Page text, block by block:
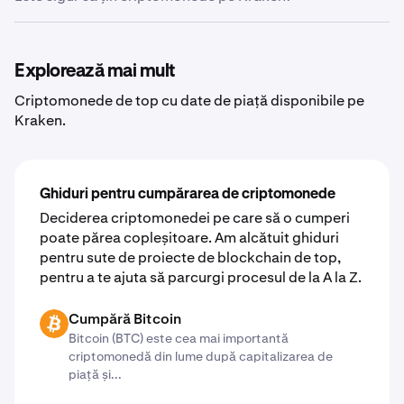
tale în orice portofel cald sau portofel rece care o
și criptomoneda ta va ajunge în portofelul tău în câteva
momente.
alegi să le păstrezi pe Kraken. Deși credem că cel mai
sigur loc pentru criptomonedele tale este în propriul tău
portofel de criptomonede, ne străduim constant să fim
cât mai transparenți și securizați posibil atunci când ne
global.
Explorează mai mult
Criptomonede de top cu date de piață disponibile pe
Kraken.
Ghiduri pentru cumpărarea de criptomonede
Deciderea criptomonedei pe care să o cumperi
poate părea copleșitoare. Am alcătuit ghiduri
pentru sute de proiecte de blockchain de top,
pentru a te ajuta să parcurgi procesul de la A la Z.
BTC Cumpără Bitcoin
Bitcoin (BTC) este cea mai importantă
criptomonedă din lume după capitalizarea de
piață și...